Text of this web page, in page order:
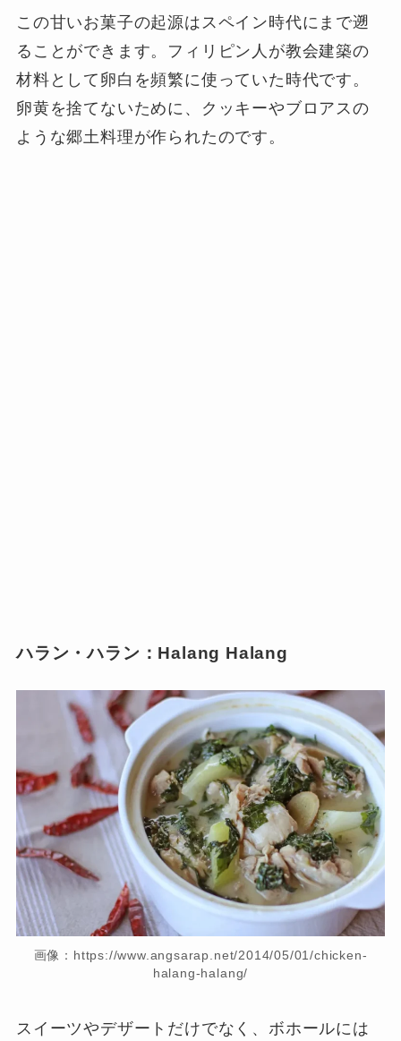
この甘いお菓子の起源はスペイン時代にまで遡
ることができます。フィリピン人が教会建築の
材料として卵白を頻繁に使っていた時代です。
卵黄を捨てないために、クッキーやブロアスの
ような郷土料理が作られたのです。
ハラン・ハラン：Halang Halang
画像：https://www.angsarap.net/2014/05/01/chicken-
halang-halang/
スイーツやデザートだけでなく、ボホールには